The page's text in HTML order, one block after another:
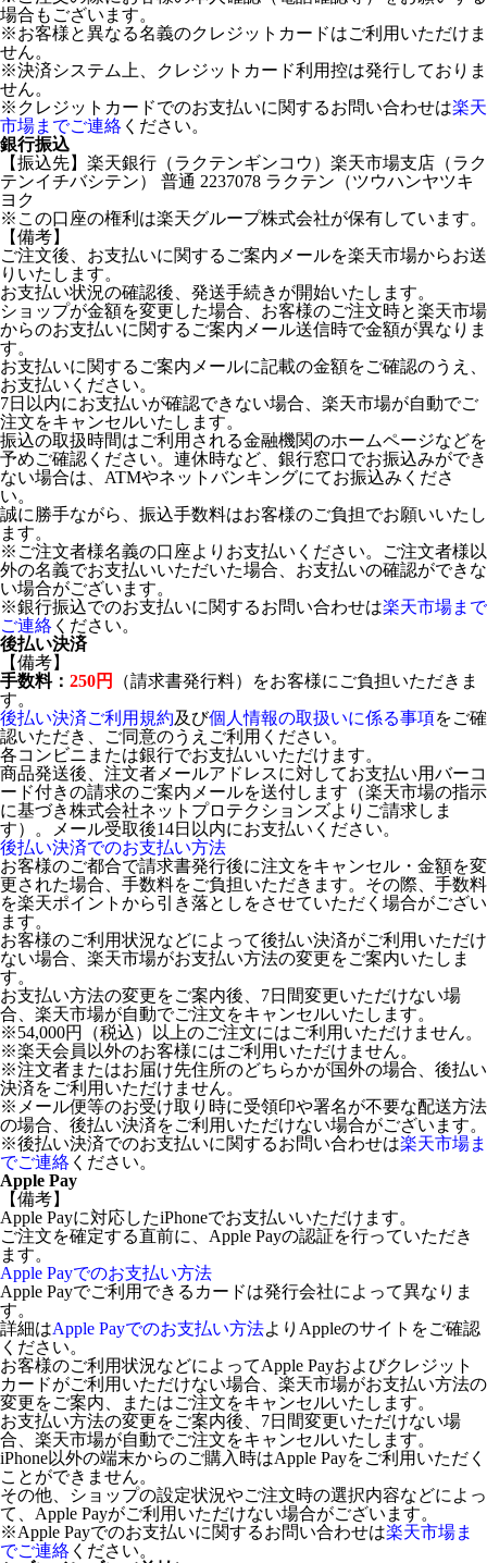
場合もございます。
※お客様と異なる名義のクレジットカードはご利用いただけま
せん。
※決済システム上、クレジットカード利用控は発行しておりま
せん。
※クレジットカードでのお支払いに関するお問い合わせは楽天
市場までご連絡 ください。
銀行振込
【振込先】楽天銀行（ラクテンギンコウ）楽天市場支店（ラク
テンイチバシテン） 普通 2237078 ラクテン（ツウハンヤツキ
ヨク
※この口座の権利は楽天グループ株式会社が保有しています。
【備考】
ご注文後、お支払いに関するご案内メールを楽天市場からお送
りいたします。
お支払い状況の確認後、発送手続きが開始いたします。
ショップが金額を変更した場合、お客様のご注文時と楽天市場
からのお支払いに関するご案内メール送信時で金額が異なりま
す。
お支払いに関するご案内メールに記載の金額をご確認のうえ、
お支払いください。
7日以内にお支払いが確認できない場合、楽天市場が自動でご
注文をキャンセルいたします。
振込の取扱時間はご利用される金融機関のホームページなどを
予めご確認ください。連休時など、銀行窓口でお振込みができ
ない場合は、ATMやネットバンキングにてお振込みくださ
い。
誠に勝手ながら、振込手数料はお客様のご負担でお願いいたし
ます。
※ご注文者様名義の口座よりお支払いください。ご注文者様以
外の名義でお支払いいただいた場合、お支払いの確認ができな
い場合がございます。
※銀行振込でのお支払いに関するお問い合わせは楽天市場まで
ご連絡 ください。
後払い決済
【備考】
手数料： 250円
（請求書発行料）をお客様にご負担いただきま
す。
後払い決済ご利用規約及び個人情報の取扱いに係る事項をご確
認いただき、ご同意のうえご利用ください。
各コンビニまたは銀行でお支払いいただけます。
商品発送後、注文者メールアドレスに対してお支払い用バーコ
ード付きの請求のご案内メールを送付します（楽天市場の指示
に基づき株式会社ネットプロテクションズよりご請求しま
す）。メール受取後14日以内にお支払いください。
後払い決済でのお支払い方法
お客様のご都合で請求書発行後に注文をキャンセル・金額を変
更された場合、手数料をご負担いただきます。その際、手数料
を楽天ポイントから引き落としをさせていただく場合がござい
ます。
お客様のご利用状況などによって後払い決済がご利用いただけ
ない場合、楽天市場がお支払い方法の変更をご案内いたしま
す。
お支払い方法の変更をご案内後、7日間変更いただけない場
合、楽天市場が自動でご注文をキャンセルいたします。
※54,000円（税込）以上のご注文にはご利用いただけません。
※楽天会員以外のお客様にはご利用いただけません。
※注文者またはお届け先住所のどちらかが国外の場合、後払い
決済をご利用いただけません。
※メール便等のお受け取り時に受領印や署名が不要な配送方法
の場合、後払い決済をご利用いただけない場合がございます。
※後払い決済でのお支払いに関するお問い合わせは楽天市場ま
でご連絡 ください。
Apple Pay
【備考】
Apple Payに対応したiPhoneでお支払いいただけます。
ご注文を確定する直前に、Apple Payの認証を行っていただき
ます。
Apple Payでのお支払い方法
Apple Payでご利用できるカードは発行会社によって異なりま
す。
詳細はApple Payでのお支払い方法よりAppleのサイトをご確認
ください。
お客様のご利用状況などによってApple Payおよびクレジット
カードがご利用いただけない場合、楽天市場がお支払い方法の
変更をご案内、またはご注文をキャンセルいたします。
お支払い方法の変更をご案内後、7日間変更いただけない場
合、楽天市場が自動でご注文をキャンセルいたします。
iPhone以外の端末からのご購入時はApple Payをご利用いただく
ことができません。
その他、ショップの設定状況やご注文時の選択内容などによっ
て、Apple Payがご利用いただけない場合がございます。
※Apple Payでのお支払いに関するお問い合わせは楽天市場ま
でご連絡 ください。